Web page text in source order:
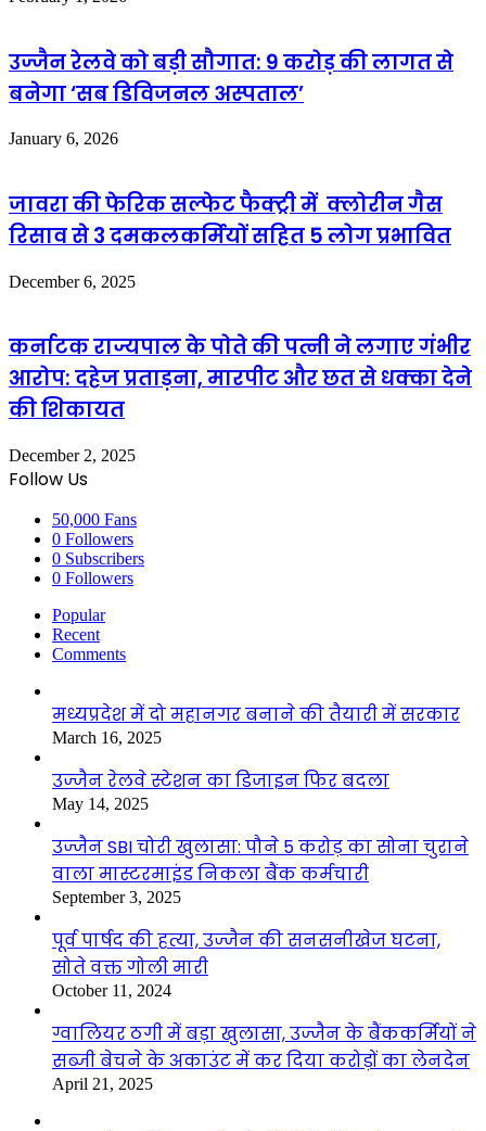
उज्जैन रेलवे को बड़ी सौगात: 9 करोड़ की लागत से
बनेगा ‘सब डिविजनल अस्पताल’
January 6, 2026
जावरा की फेरिक सल्फेट फैक्ट्री में क्लोरीन गैस
रिसाव से 3 दमकलकर्मियों सहित 5 लोग प्रभावित
December 6, 2025
कर्नाटक राज्यपाल के पोते की पत्नी ने लगाए गंभीर
आरोप: दहेज प्रताड़ना, मारपीट और छत से धक्का देने
की शिकायत
December 2, 2025
Follow Us
50,000 Fans
0 Followers
0 Subscribers
0 Followers
Popular
Recent
Comments
मध्यप्रदेश में दो महानगर बनाने की तैयारी में सरकार
March 16, 2025
उज्जैन रेलवे स्टेशन का डिजाइन फिर बदला
May 14, 2025
उज्जैन SBI चोरी खुलासा: पौने 5 करोड़ का सोना चुराने
वाला मास्टरमाइंड निकला बैंक कर्मचारी
September 3, 2025
पूर्व पार्षद की हत्या, उज्जैन की सनसनीखेज घटना,
सोते वक्त गोली मारी
October 11, 2024
ग्वालियर ठगी में बड़ा खुलासा, उज्जैन के बैंककर्मियों ने
सब्जी बेचने के अकाउंट में कर दिया करोड़ों का लेनदेन
April 21, 2025